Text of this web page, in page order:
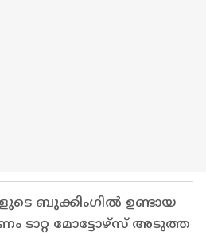
ബുക്കിംഗിൽ ഉണ്ടായ
ടാറ്റ മോട്ടോഴ്‌സ് അടുത്ത